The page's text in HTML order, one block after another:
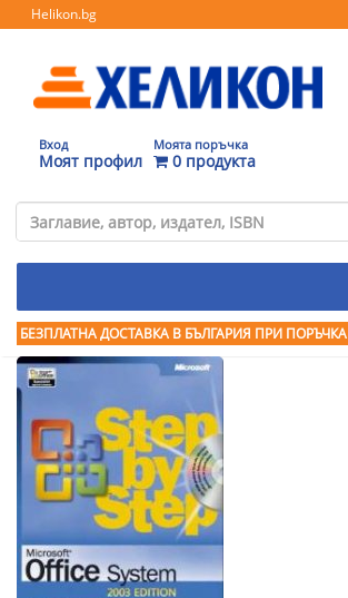
Helikon.bg
Вход
Моят профил
Моята поръчка
0 продукта
БЕЗПЛАТНА ДОСТАВКА В БЪЛГАРИЯ ПРИ ПОРЪЧКА